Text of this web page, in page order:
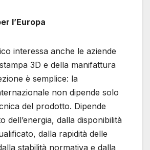
l’Europa
interessa anche le aziende
3D e della manifattura
è semplice: la
non dipende solo
del prodotto. Dipende
dell’energia, dalla disponibilità
dalla rapidità delle
stabilità normativa e dalla